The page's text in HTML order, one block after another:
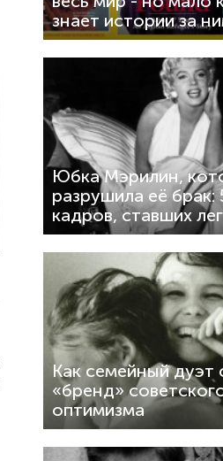
знает истории за
Юбка Мэрилин,
разрушила её брак:
кадров, ставших
Как семейный дуэт
«бренд»
оптимизма